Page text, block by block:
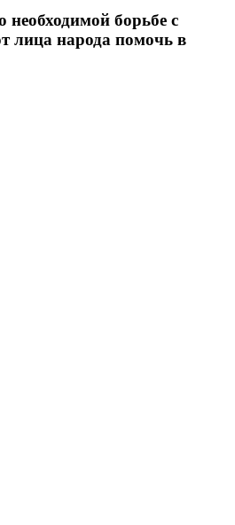
борьбе с
лица народа помочь в